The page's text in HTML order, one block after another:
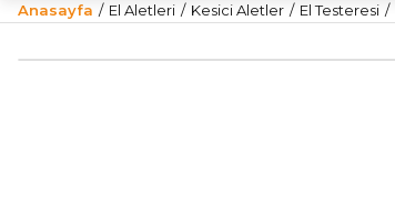
Anasayfa El Aletleri Kesici Aletler El Testeresi